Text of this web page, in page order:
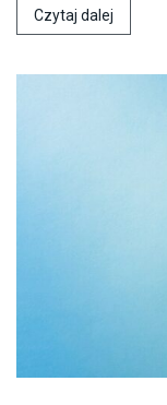
Czytaj dalej